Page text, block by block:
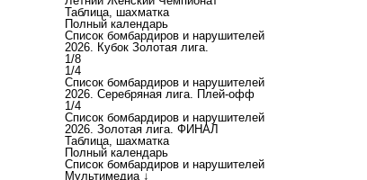
Таблица, шахматка
Полный календарь
Список бомбардиров и нарушителей
2026. Кубок Золотая лига.
1/8
1/4
Список бомбардиров и нарушителей
2026. Серебряная лига. Плей-офф
1/4
Список бомбардиров и нарушителей
2026. Золотая лига. ФИНАЛ
Таблица, шахматка
Полный календарь
Список бомбардиров и нарушителей
Мультимедиа ↓